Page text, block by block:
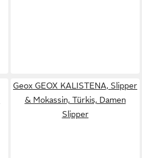
Geox GEOX KALISTENA, Slipper
& Mokassin, Türkis, Damen
Slipper